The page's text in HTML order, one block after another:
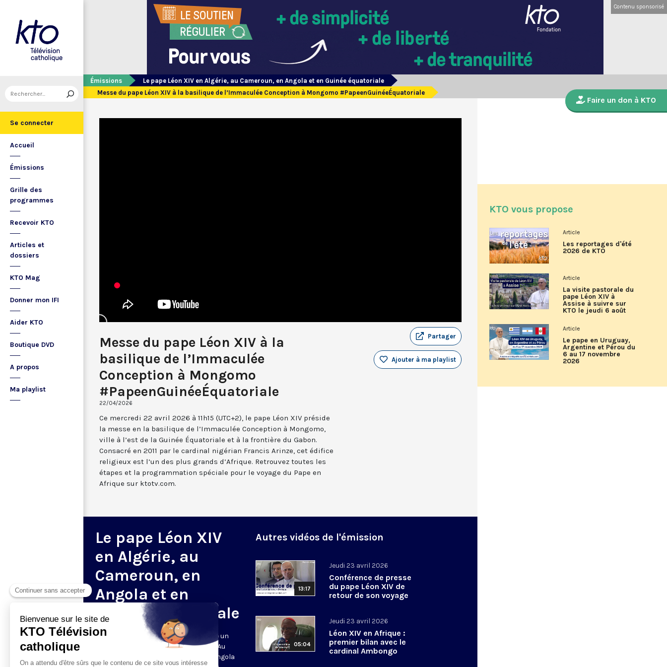
Se connecter
Accueil
Émissions
Grille des
programmes
Recevoir KTO
Articles et
dossiers
KTO Mag
Donner mon IFI
Aider KTO
Boutique DVD
A propos
Ma playlist
Contenu sponsorisé
Émissions
Le pape Léon XIV en Algérie, au Cameroun, en Angola et en Guinée équatoriale
Messe du pape Léon XIV à la basilique de l’Immaculée Conception à Mongomo #PapeenGuinéeÉquatoriale
Messe du pape Léon XIV à la
basilique de l’Immaculée
Conception à Mongomo
#PapeenGuinéeÉquatoriale
22/04/2026
Partager
Ajouter à ma playlist
Ce mercredi 22 avril 2026 à 11h15 (UTC+2), le pape Léon XIV préside
la messe en la basilique de l’Immaculée Conception à Mongomo,
ville à l’est de la Guinée Équatoriale et à la frontière du Gabon.
Consacré en 2011 par le cardinal nigérian Francis Arinze, cet édifice
religieux est l’un des plus grands d’Afrique. Retrouvez toutes les
étapes et la programmation spéciale pour le voyage du Pape en
Afrique sur ktotv.com.
Le pape Léon XIV
en Algérie, au
Cameroun, en
Angola et en
Guinée équatoriale
Du 13 au 23 avril 2026, le Pape effectue un
voyage apostolique majeur en Afrique. Au
programme : l'Algérie, le Cameroun, l'Angola
Autres vidéos de l'émission
13:17
Jeudi 23 avril 2026
Conférence de presse
du pape Léon XIV de
retour de son voyage
05:04
Jeudi 23 avril 2026
Léon XIV en Afrique :
premier bilan avec le
cardinal Ambongo
Faire un don à KTO
KTO vous propose
Article
Les reportages d'été
2026 de KTO
Article
La visite pastorale du
pape Léon XIV à
Assise à suivre sur
KTO le jeudi 6 août
Article
Le pape en Uruguay,
Argentine et Pérou du
6 au 17 novembre
2026